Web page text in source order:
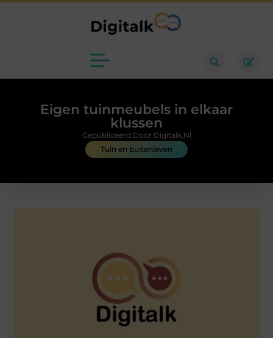
Eigen tuinmeubels in elkaar
klussen
Tuin en buitenleven
Gepubliceerd Door Digitalk.nl